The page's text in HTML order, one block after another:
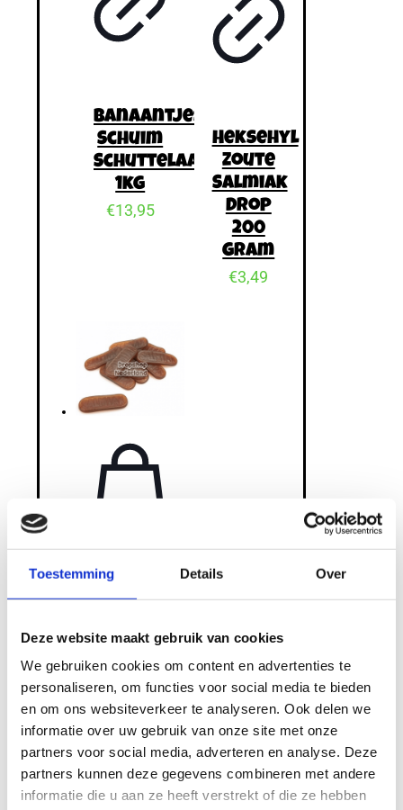
Toestemming Details Over
Deze website maakt gebruik van cookies
We gebruiken cookies om content en advertenties te
personaliseren, om functies voor social media te bieden
en om ons websiteverkeer te analyseren. Ook delen we
informatie over uw gebruik van onze site met onze
partners voor social media, adverteren en analyse. Deze
partners kunnen deze gegevens combineren met andere
informatie die u aan ze heeft verstrekt of die ze hebben
Banaantjes
Schuim
Schuttelaar
1kg
€13,95
Heksehyl
Zoute
Salmiak
Drop
200
gram
€3,49
Matthijs
Salmiak
Repen
200
gram